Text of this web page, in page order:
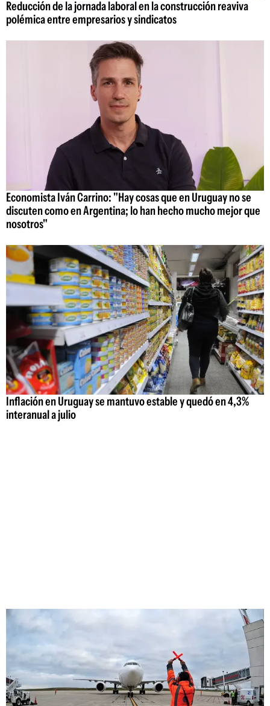
Reducción de la jornada laboral en la construcción reaviva
polémica entre empresarios y sindicatos
Economista Iván Carrino: "Hay cosas que en Uruguay no se
discuten como en Argentina; lo han hecho mucho mejor que
nosotros"
Inflación en Uruguay se mantuvo estable y quedó en 4,3%
interanual a julio